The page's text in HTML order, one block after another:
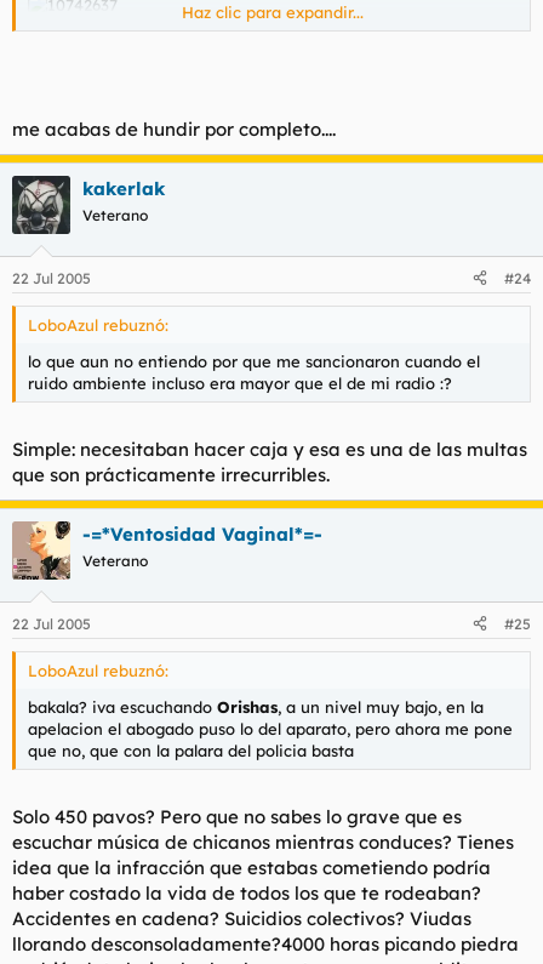
https://www.informativos.telecinco.es/va/imgsed/delavegacodi
Haz clic para expandir...
me acabas de hundir por completo....
kakerlak
Veterano
22 Jul 2005 #24
LoboAzul rebuznó:
lo que aun no entiendo por que me sancionaron cuando el
ruido ambiente incluso era mayor que el de mi radio :?
Simple: necesitaban hacer caja y esa es una de las multas
que son prácticamente irrecurribles.
-=*Ventosidad Vaginal*=-
Veterano
22 Jul 2005 #25
LoboAzul rebuznó:
bakala? iva escuchando Orishas, a un nivel muy bajo, en la
apelacion el abogado puso lo del aparato, pero ahora me pone
que no, que con la palara del policia basta
Solo 450 pavos? Pero que no sabes lo grave que es
escuchar música de chicanos mientras conduces? Tienes
idea que la infracción que estabas cometiendo podría
haber costado la vida de todos los que te rodeaban?
Accidentes en cadena? Suicidios colectivos? Viudas
llorando desconsoladamente?4000 horas picando piedra